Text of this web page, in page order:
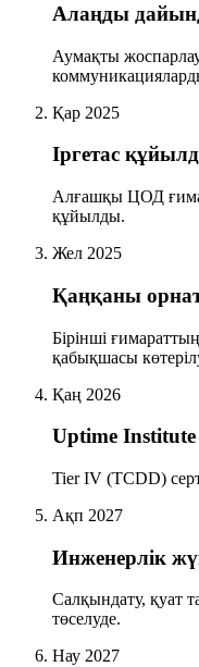
Алаңды
Аумақты
Қар 2025
Іргетас
Алғашқы ЦОД
құйылды.
Жел 2025
Қаңқаны
Бірінші
қабықшасы
Қаң 2026
Uptime Institute
Tier IV (TCDD)
Ақп 2027
Инженерлік
Салқындату, қуат
төселуде.
Нау 2027